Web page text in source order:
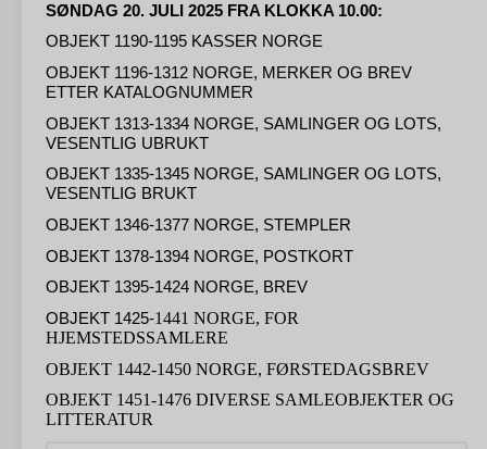
SØNDAG 20. JULI 2025 FRA KLOKKA 10.00:
OBJEKT 1190-1195 KASSER NORGE
OBJEKT 1196-1312 NORGE, MERKER OG BREV
ETTER KATALOGNUMMER
OBJEKT 1313-1334 NORGE, SAMLINGER OG LOTS,
VESENTLIG UBRUKT
OBJEKT 1335-1345 NORGE, SAMLINGER OG LOTS,
VESENTLIG BRUKT
OBJEKT 1346-1377 NORGE, STEMPLER
OBJEKT 1378-1394 NORGE, POSTKORT
OBJEKT 1395-1424 NORGE, BREV
OBJEKT 1425-1441 NORGE, FOR
HJEMSTEDSSAMLERE
OBJEKT 1442-1450 NORGE, FØRSTEDAGSBREV
OBJEKT 1451-1476 DIVERSE SAMLEOBJEKTER OG
LITTERATUR